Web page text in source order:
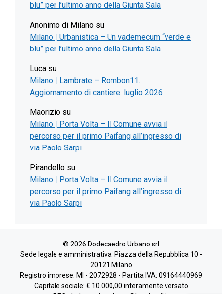
blu” per l’ultimo anno della Giunta Sala
Anonimo di Milano su
Milano | Urbanistica – Un vademecum “verde e
blu” per l’ultimo anno della Giunta Sala
Luca su
Milano | Lambrate – Rombon11.
Aggiornamento di cantiere: luglio 2026
Maorizio su
Milano | Porta Volta – Il Comune avvia il
percorso per il primo Paifang all’ingresso di
via Paolo Sarpi
Pirandello su
Milano | Porta Volta – Il Comune avvia il
percorso per il primo Paifang all’ingresso di
via Paolo Sarpi
© 2026 Dodecaedro Urbano srl
Sede legale e amministrativa: Piazza della Repubblica 10 -
20121 Milano
Registro imprese: MI - 2072928 - Partita IVA: 09164440969
Capitale sociale: € 10.000,00 interamente versato